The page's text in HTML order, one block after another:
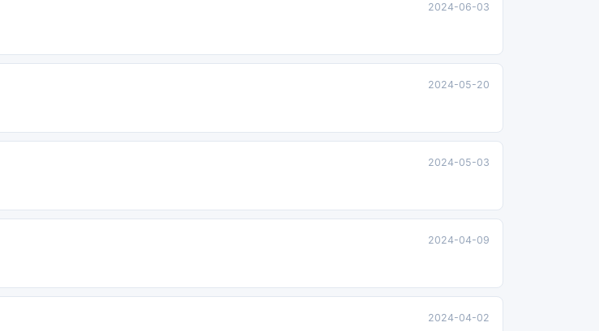
2024-06-03
2024-05-20
2024-05-03
2024-04-09
2024-04-02